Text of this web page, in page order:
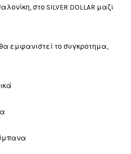
στο SILVER DOLLAR μαζι
εμφανιστεί το συγκροτημα,